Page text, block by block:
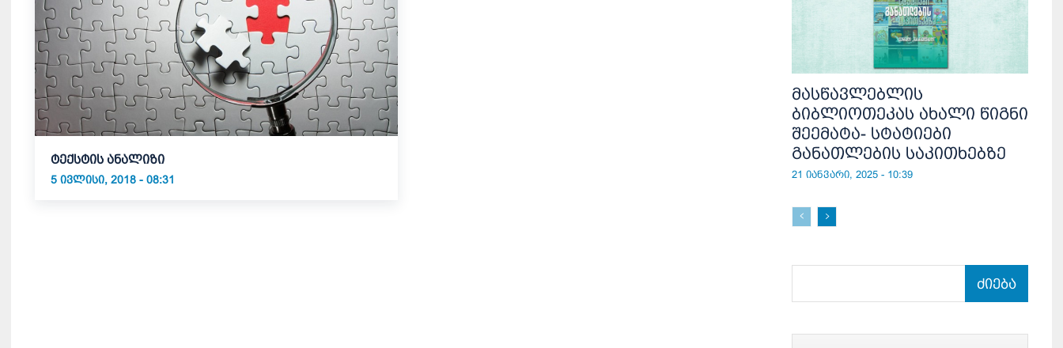
ტექსტის ანალიზი
5 ᲘᲕᲚᲘᲡᲘ, 2018 - 08:31
მასწავლებლის
ბიბლიოთეკას ახალი წიგნი
შეემატა- სტატიები
განათლების საკითხებზე
21 იანვარი, 2025 - 10:39
ძიება